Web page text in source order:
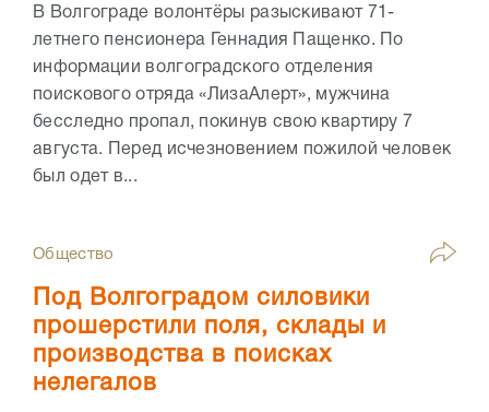
В Волгограде волонтёры разыскивают 71-
летнего пенсионера Геннадия Пащенко. По
информации волгоградского отделения
поискового отряда «ЛизаАлерт», мужчина
бесследно пропал, покинув свою квартиру 7
августа. Перед исчезновением пожилой человек
был одет в...
Общество
Под Волгоградом силовики
прошерстили поля, склады и
производства в поисках
нелегалов